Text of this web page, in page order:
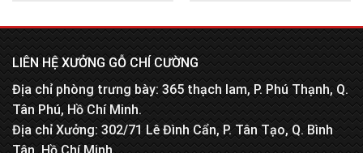
LIÊN HỆ XƯỞNG GỖ CHÍ CƯỜNG
Địa chỉ phòng trưng bày: 365 thạch lam, P. Phú Thạnh, Q.
Tân Phú, Hồ Chí Minh.
Địa chỉ Xưởng: 302/71 Lê Đình Cẩn, P. Tân Tạo, Q. Bình